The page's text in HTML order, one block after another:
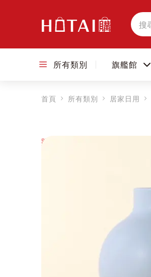
搜
尋
所有類別 旗艦館
首頁 所有類別 居家日用
跳到圖片庫的末尾